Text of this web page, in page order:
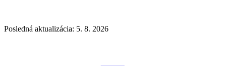
Posledná aktualizácia: 5. 8. 2026